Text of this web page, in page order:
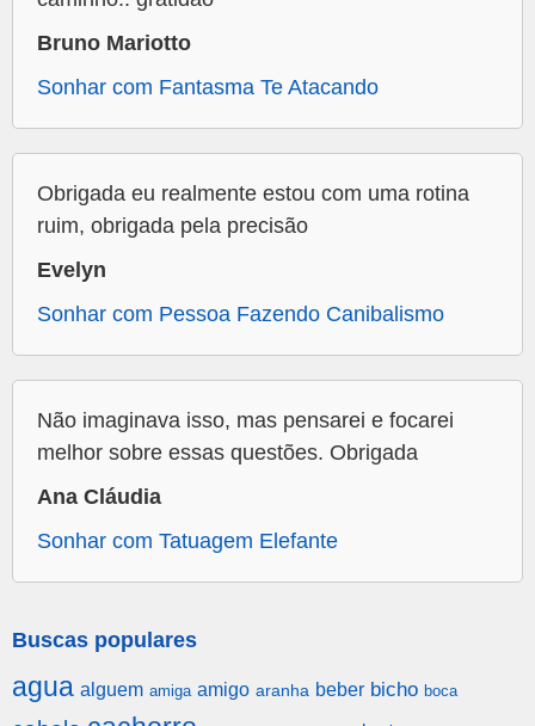
Bruno Mariotto
Sonhar com Fantasma Te Atacando
Obrigada eu realmente estou com uma rotina
ruim, obrigada pela precisão
Evelyn
Sonhar com Pessoa Fazendo Canibalismo
Não imaginava isso, mas pensarei e focarei
melhor sobre essas questões. Obrigada
Ana Cláudia
Sonhar com Tatuagem Elefante
Buscas populares
agua alguem amiga amigo aranha beber bicho boca